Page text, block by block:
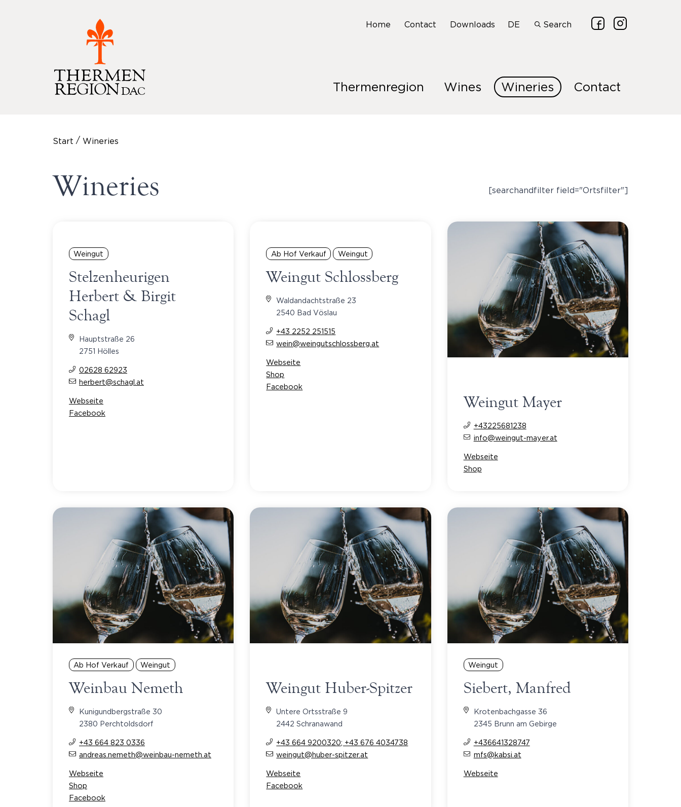
Home Contact Downloads DE Search
Thermenregion Wines Wineries Contact
Start / Wineries
Wineries [searchandfilter field="Ortsfilter"]
Weingut
Stelzenheurigen
Herbert & Birgit
Schagl
Hauptstraße 26
2751 Hölles
02628 62923
herbert@schagl.at
Webseite
Facebook
Ab Hof Verkauf Weingut
Weingut Schlossberg
Waldandachtstraße 23
2540 Bad Vöslau
+43 2252 251515
wein@weingutschlossberg.at
Webseite
Shop
Facebook
Weingut Mayer
+43225681238
info@weingut-mayer.at
Webseite
Shop
Ab Hof Verkauf Weingut
Weinbau Nemeth
Kunigundbergstraße 30
2380 Perchtoldsdorf
+43 664 823 0336
andreas.nemeth@weinbau-nemeth.at
Webseite
Shop
Facebook
Weingut Huber-Spitzer
Untere Ortsstraße 9
2442 Schranawand
+43 664 9200320; +43 676 4034738
weingut@huber-spitzer.at
Webseite
Facebook
Weingut
Siebert, Manfred
Krotenbachgasse 36
2345 Brunn am Gebirge
+436641328747
mfs@kabsi.at
Webseite